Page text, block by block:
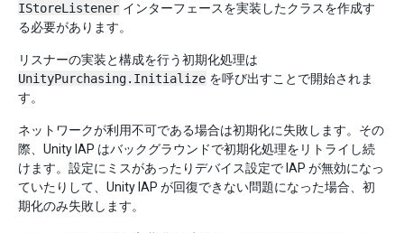
IStoreListener インターフェースを実装したクラスを作成す
る必要があります。
リスナーの実装と構成を行う初期化処理は
UnityPurchasing.Initialize を呼び出すことで開始されま
す。
ネットワークが利用不可である場合は初期化に失敗します。その
際、Unity IAP はバックグラウンドで初期化処理をリトライし続
けます。設定にミスがあったりデバイス設定で IAP が無効になっ
ていたりして、Unity IAP が回復できない問題になった場合、初
期化のみ失敗します。